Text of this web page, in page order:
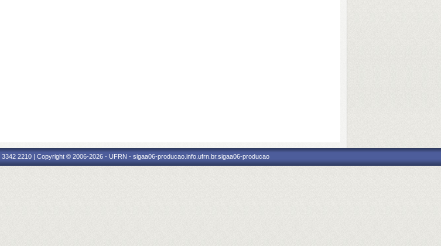
2210 | Copyright © 2006-2026 - UFRN - sigaa06-producao.info.ufrn.br.sigaa06-producao